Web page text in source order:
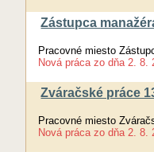
Zástupca
Pracovné miesto
Nová práca zo dňa 2. 8.
Zváračské práce
Pracovné miesto
Nová práca zo dňa 2. 8.